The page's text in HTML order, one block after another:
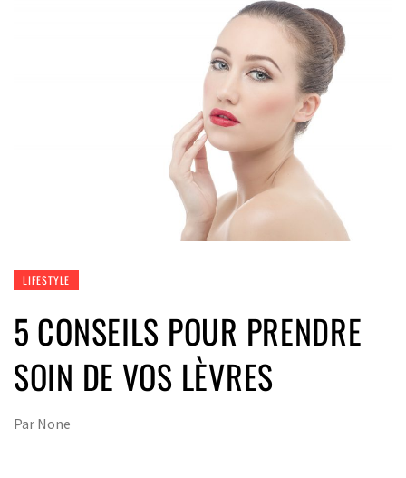
LIFESTYLE
5 CONSEILS POUR PRENDRE
SOIN DE VOS LÈVRES
Par None